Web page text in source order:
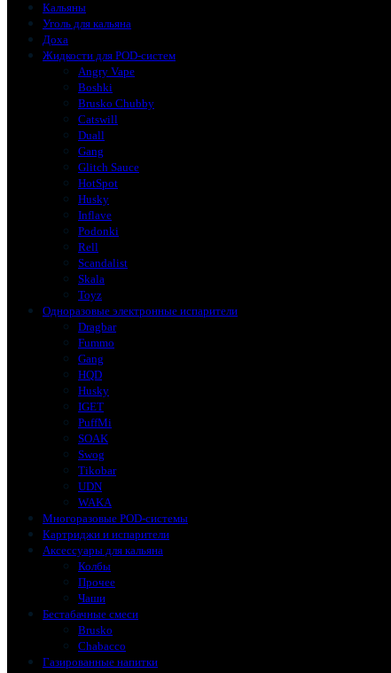
Кальяны
Уголь для кальяна
Доха
Жидкости для POD-систем
Angry Vape
Boshki
Brusko Chubby
Catswill
Duall
Gang
Glitch Sauce
HotSpot
Husky
Inflave
Podonki
Rell
Scandalist
Skala
Toyz
Одноразовые электронные испарители
Dragbar
Fummo
Gang
HQD
Husky
IGET
PuffMi
SOAK
Swog
Tikobar
UDN
WAKA
Многоразовые POD-системы
Картриджи и испарители
Аксессуары для кальяна
Колбы
Прочее
Чаши
Бестабачные смеси
Brusko
Chabacco
Газированные напитки